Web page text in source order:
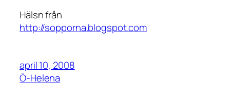
Hälsn från
http://sopporna.blogspot.com
april 10, 2008
Ö-Helena